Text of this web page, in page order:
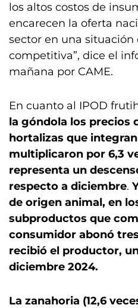
los altos costos de
encarecen la oferta
sector en una situación
competitiva”, dice el
mañana por CAME.
En cuanto al IPOD
la góndola los precios
hortalizas que
multiplicaron por 6,3
representa un
respecto a diciembre.
de origen animal, en
subproductos que
consumidor abonó
recibió el productor,
diciembre 2024.
La zanahoria (12,6